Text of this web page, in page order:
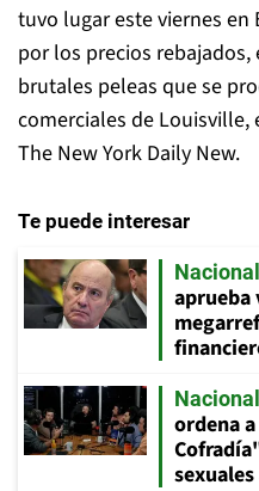
tuvo lugar este viernes en
por los precios
brutales peleas que se
comerciales de Louisville,
The New York Daily New.
Te puede interesar
Nacional
aprueba
Nacional
ordena